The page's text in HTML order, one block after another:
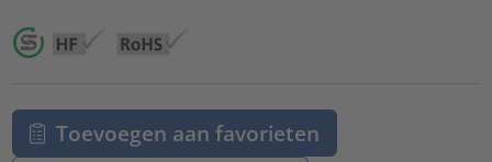
Toevoegen aan favorieten